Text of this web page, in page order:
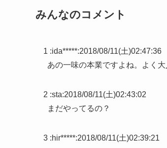
みんなのコメント
1 :ida*****:2018/08/11(土)02:47:36
あの一味の本業ですよね。よく
2 :sta:2018/08/11(土)02:43:02
まだやってるの？
3 :hir*****:2018/08/11(土)02:39:21